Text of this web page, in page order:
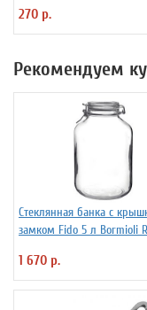
270 р.
Рекомендуем
Стеклянная банка с
замком Fido 5 л Bormioli
1 670 р.